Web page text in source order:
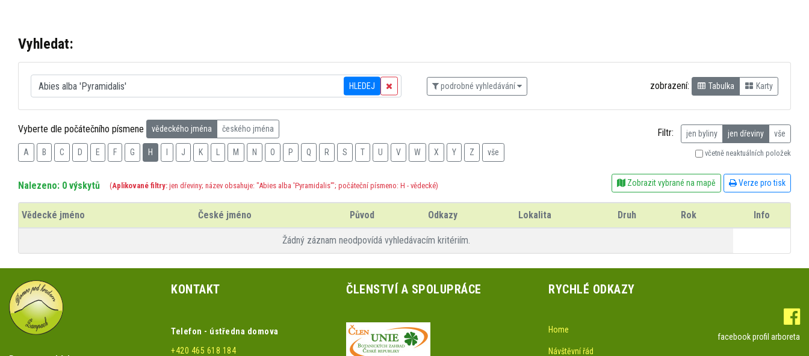
Vyhledat:
HLEDEJ podrobné vyhledávání zobrazení: Tabulka Karty
Vyberte dle počátečního písmene vědeckého jména českého jména
A B C D E F G H J K M N O P Q R S T U V W X Y Z vše
Filtr: jen byliny jen dřeviny vše
včetně neaktuálních položek
Nalezeno: 0 výskytů (Aplikované filtry: jen dřeviny; název obsahuje: "Abies alba 'Pyramidalis'"; počáteční písmeno: H - vědecké) Zobrazit vybrané na mapě Verze pro tisk
Vědecké jméno České jméno Původ Odkazy Lokalita Druh Rok Info
Žádný záznam neodpovídá vyhledávacím kritériím.
KONTAKT
Telefon - ústředna domova
+420 465 618 184
ČLENSTVÍ A SPOLUPRÁCE RYCHLÉ ODKAZY
Home
Návštěvní řád
facebook profil arboreta